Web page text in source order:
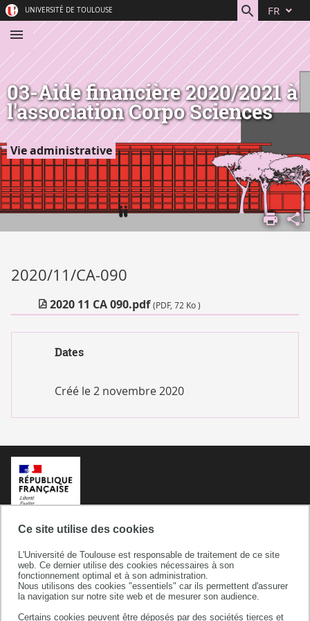
Ce site utilise des cookies
L'Université de Toulouse est responsable de traitement de ce site
web. Ce dernier utilise des cookies nécessaires à son
fonctionnement optimal et à son administration.
Nous utilisons des cookies "essentiels" car ils permettent d'assurer
la navigation sur notre site web et de mesurer son audience.
Certains cookies peuvent être déposés par des sociétés tierces et
au
contenu
directs
UNIVERSITÉ DE TOULOUSE FR
03-Aide financière 2020/2021 à
l'association Corpo Sciences
Vie administrative
ACCUEIL
COMPRENDRE
INSTITUTIONNELLE
INSTANCES
2020/11/CA-090
2020 11 CA 090.pdf(PDF, 72 Ko )
Dates
Créé le2 novembre 2020